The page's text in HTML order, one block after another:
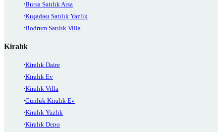
Bursa Satılık Arsa
Kuşadası Satılık Yazlık
Bodrum Satılık Villa
Kiralık
Kiralık Daire
Kiralık Ev
Kiralık Villa
Günlük Kiralık Ev
Kiralık Yazlık
Kiralık Depo